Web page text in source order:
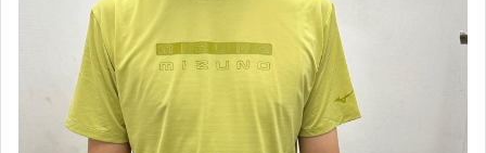
【組合】壘球棒組合
【ANGO籃球.足球.排球用品區】
【新品上市】SIDAS 鞋墊